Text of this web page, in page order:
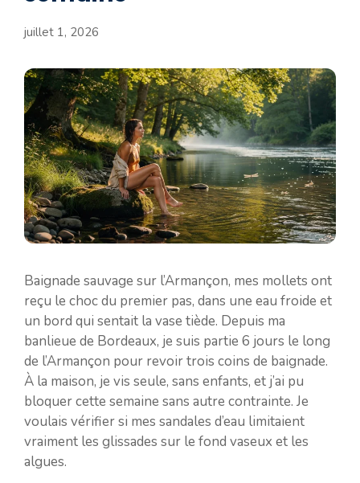
juillet 1, 2026
Baignade sauvage sur l’Armançon, mes mollets ont
reçu le choc du premier pas, dans une eau froide et
un bord qui sentait la vase tiède. Depuis ma
banlieue de Bordeaux, je suis partie 6 jours le long
de l’Armançon pour revoir trois coins de baignade.
À la maison, je vis seule, sans enfants, et j’ai pu
bloquer cette semaine sans autre contrainte. Je
voulais vérifier si mes sandales d’eau limitaient
vraiment les glissades sur le fond vaseux et les
algues.